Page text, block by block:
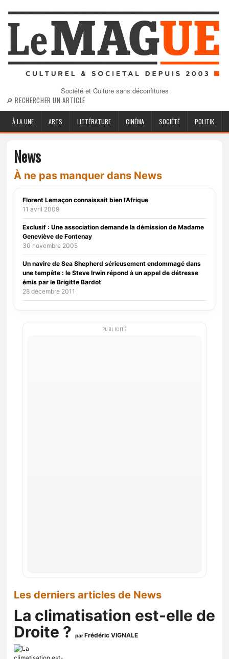
Société et Culture sans déconfitures
🔎 RECHERCHER UN ARTICLE
À LA UNE ARTS LITTÉRATURE CINÉMA SOCIÉTÉ POLITIK
News
À ne pas manquer dans News
Florent Lemaçon connaissait bien l’Afrique
11 avril 2009
Exclusif : Une association demande la démission de Madame
Geneviève de Fontenay
30 novembre 2005
Un navire de Sea Shepherd sérieusement endommagé dans
une tempête : le Steve Irwin répond à un appel de détresse
émis par le Brigitte Bardot
28 décembre 2011
PUBLICITÉ
Les derniers articles de News
La climatisation est-elle de
Droite ?
parFrédéric VIGNALE